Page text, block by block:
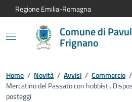
Vai al contenuto principale
Vai alla navigazione del sito
Vai al piede di pagina
Regione Emilia-Romagna
Comune di
Frignano
Home / Novità / Avvisi / Commercio /
Mercatino del Passato con hobbisti.
posteggi